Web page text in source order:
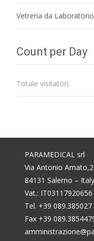
Vetreria da Laboratorio
Count per Day
Totale visitatori:
PARAMEDICAL srl
Via Antonio
84131 Salerno – Italy
Vat.: IT03117920656
Tel. +39 089.385027
Fax +39